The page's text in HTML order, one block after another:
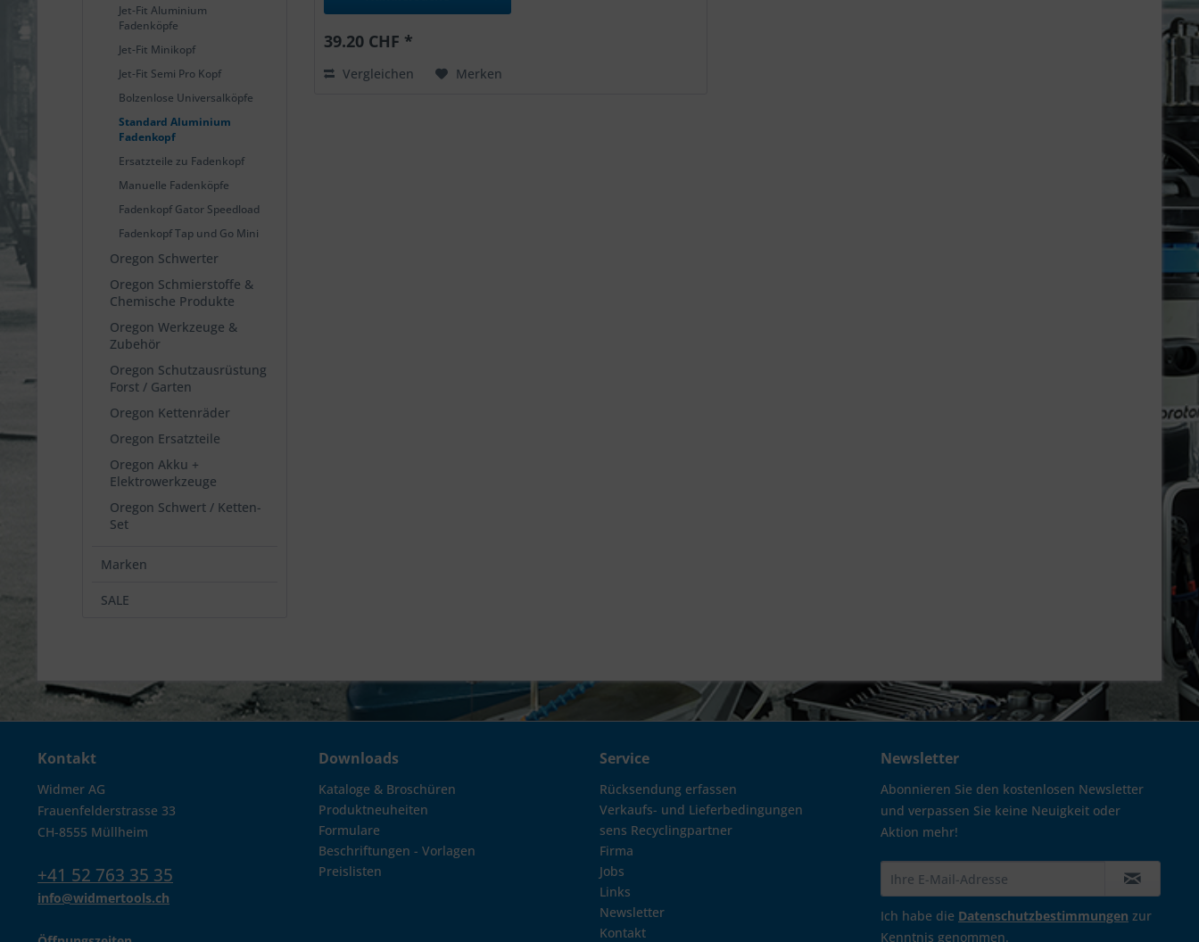
Jet-Fit Aluminium
Fadenköpfe
Jet-Fit Minikopf
Jet-Fit Semi Pro Kopf
Bolzenlose Universalköpfe
Standard Aluminium
Fadenkopf
Ersatzteile zu Fadenkopf
Manuelle Fadenköpfe
Fadenkopf Gator Speedload
Fadenkopf Tap und Go Mini
Oregon Schwerter
Oregon Schmierstoffe &
Chemische Produkte
Oregon Werkzeuge &
Zubehör
Oregon Schutzausrüstung
Forst / Garten
Oregon Kettenräder
Oregon Ersatzteile
Oregon Akku +
Elektrowerkzeuge
Oregon Schwert / Ketten-
Set
Marken
SALE
39.20 CHF *
Vergleichen Merken
Kontakt
Widmer AG
Frauenfelderstrasse 33
CH-8555 Müllheim
+41 52 763 35 35
info@widmertools.ch
Downloads
Kataloge & Broschüren
Produktneuheiten
Formulare
Beschriftungen - Vorlagen
Preislisten
Service
Rücksendung erfassen
Verkaufs- und Lieferbedingungen
sens Recyclingpartner
Firma
Jobs
Links
Newsletter
Kontakt
Newsletter
Abonnieren Sie den kostenlosen Newsletter
und verpassen Sie keine Neuigkeit oder
Aktion mehr!
Ich habe die Datenschutzbestimmungen zur
Kenntnis genommen.